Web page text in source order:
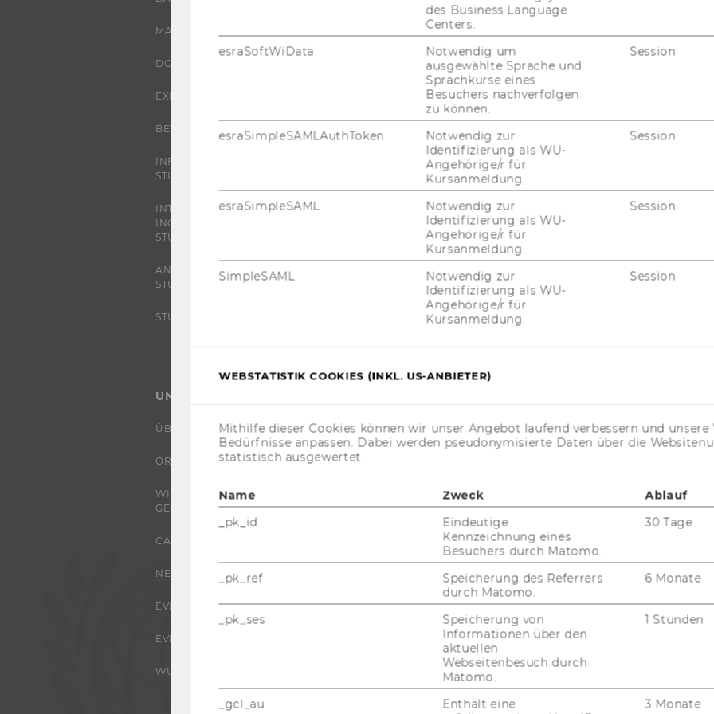
MASTER
DOKTORAT / PHD
EXECUTIVE EDUCATION
BEWERBUNG UND ZULASSUNG
INFORMATIONEN FÜR
STUDIERENDE
INTERNATIONALE UND
INCOMING EXCHANGE
STUDIERENDE
ANGEBOTE FÜR SCHULEN UND
STUDIENINTERESSIERTE
STUDENT CLUBS
IMPACT DER FORSCHUNG
ORGANISATION DER
FORSCHUNG
FORSCHUNGSINFRASTRUKTUR
UNIVERSITÄT
ÜBER DIE WU
ORGANISATION
WIRTSCHAFT UND
GESELLSCHAFT
CAMPUS
NEWS
EVENTS ARCHIV
EVENTS
WU FOUNDATION
JOBS
RESEARCH CAREER
WELCOME SERVICES
JOBS MIT WU-STUDIUM
KARRIEREKONTAKTE AN DER
WU
KARRIERENETZWERKE AN DER
des Business Language
Centers.
esraSoftWiData
Notwendig um
ausgewählte Sprache und
Sprachkurse eines
Besuchers nachverfolgen
zu können.
Session
esraSimpleSAMLAuthToken
Notwendig zur
Identifizierung als WU-
Angehörige/r für
Kursanmeldung.
Session
esraSimpleSAML
Notwendig zur
Identifizierung als WU-
Angehörige/r für
Kursanmeldung.
Session
SimpleSAML
Notwendig zur
Identifizierung als WU-
Angehörige/r für
Kursanmeldung.
Session
WEBSTATISTIK COOKIES (INKL. US-ANBIETER)
Mithilfe dieser Cookies können wir unser Angebot laufend verbessern und unsere
Bedürfnisse anpassen. Dabei werden pseudonymisierte Daten über die
statistisch ausgewertet.
Name Zweck Ablauf
_pk_id
Eindeutige
Kennzeichnung eines
Besuchers durch Matomo.
30 Tage
_pk_ref
Speicherung des Referrers
durch Matomo.
6 Monate
_pk_ses
Speicherung von
Informationen über den
aktuellen
Webseitenbesuch durch
Matomo.
1 Stunden
_gcl_au
Enthält eine
3 Monate